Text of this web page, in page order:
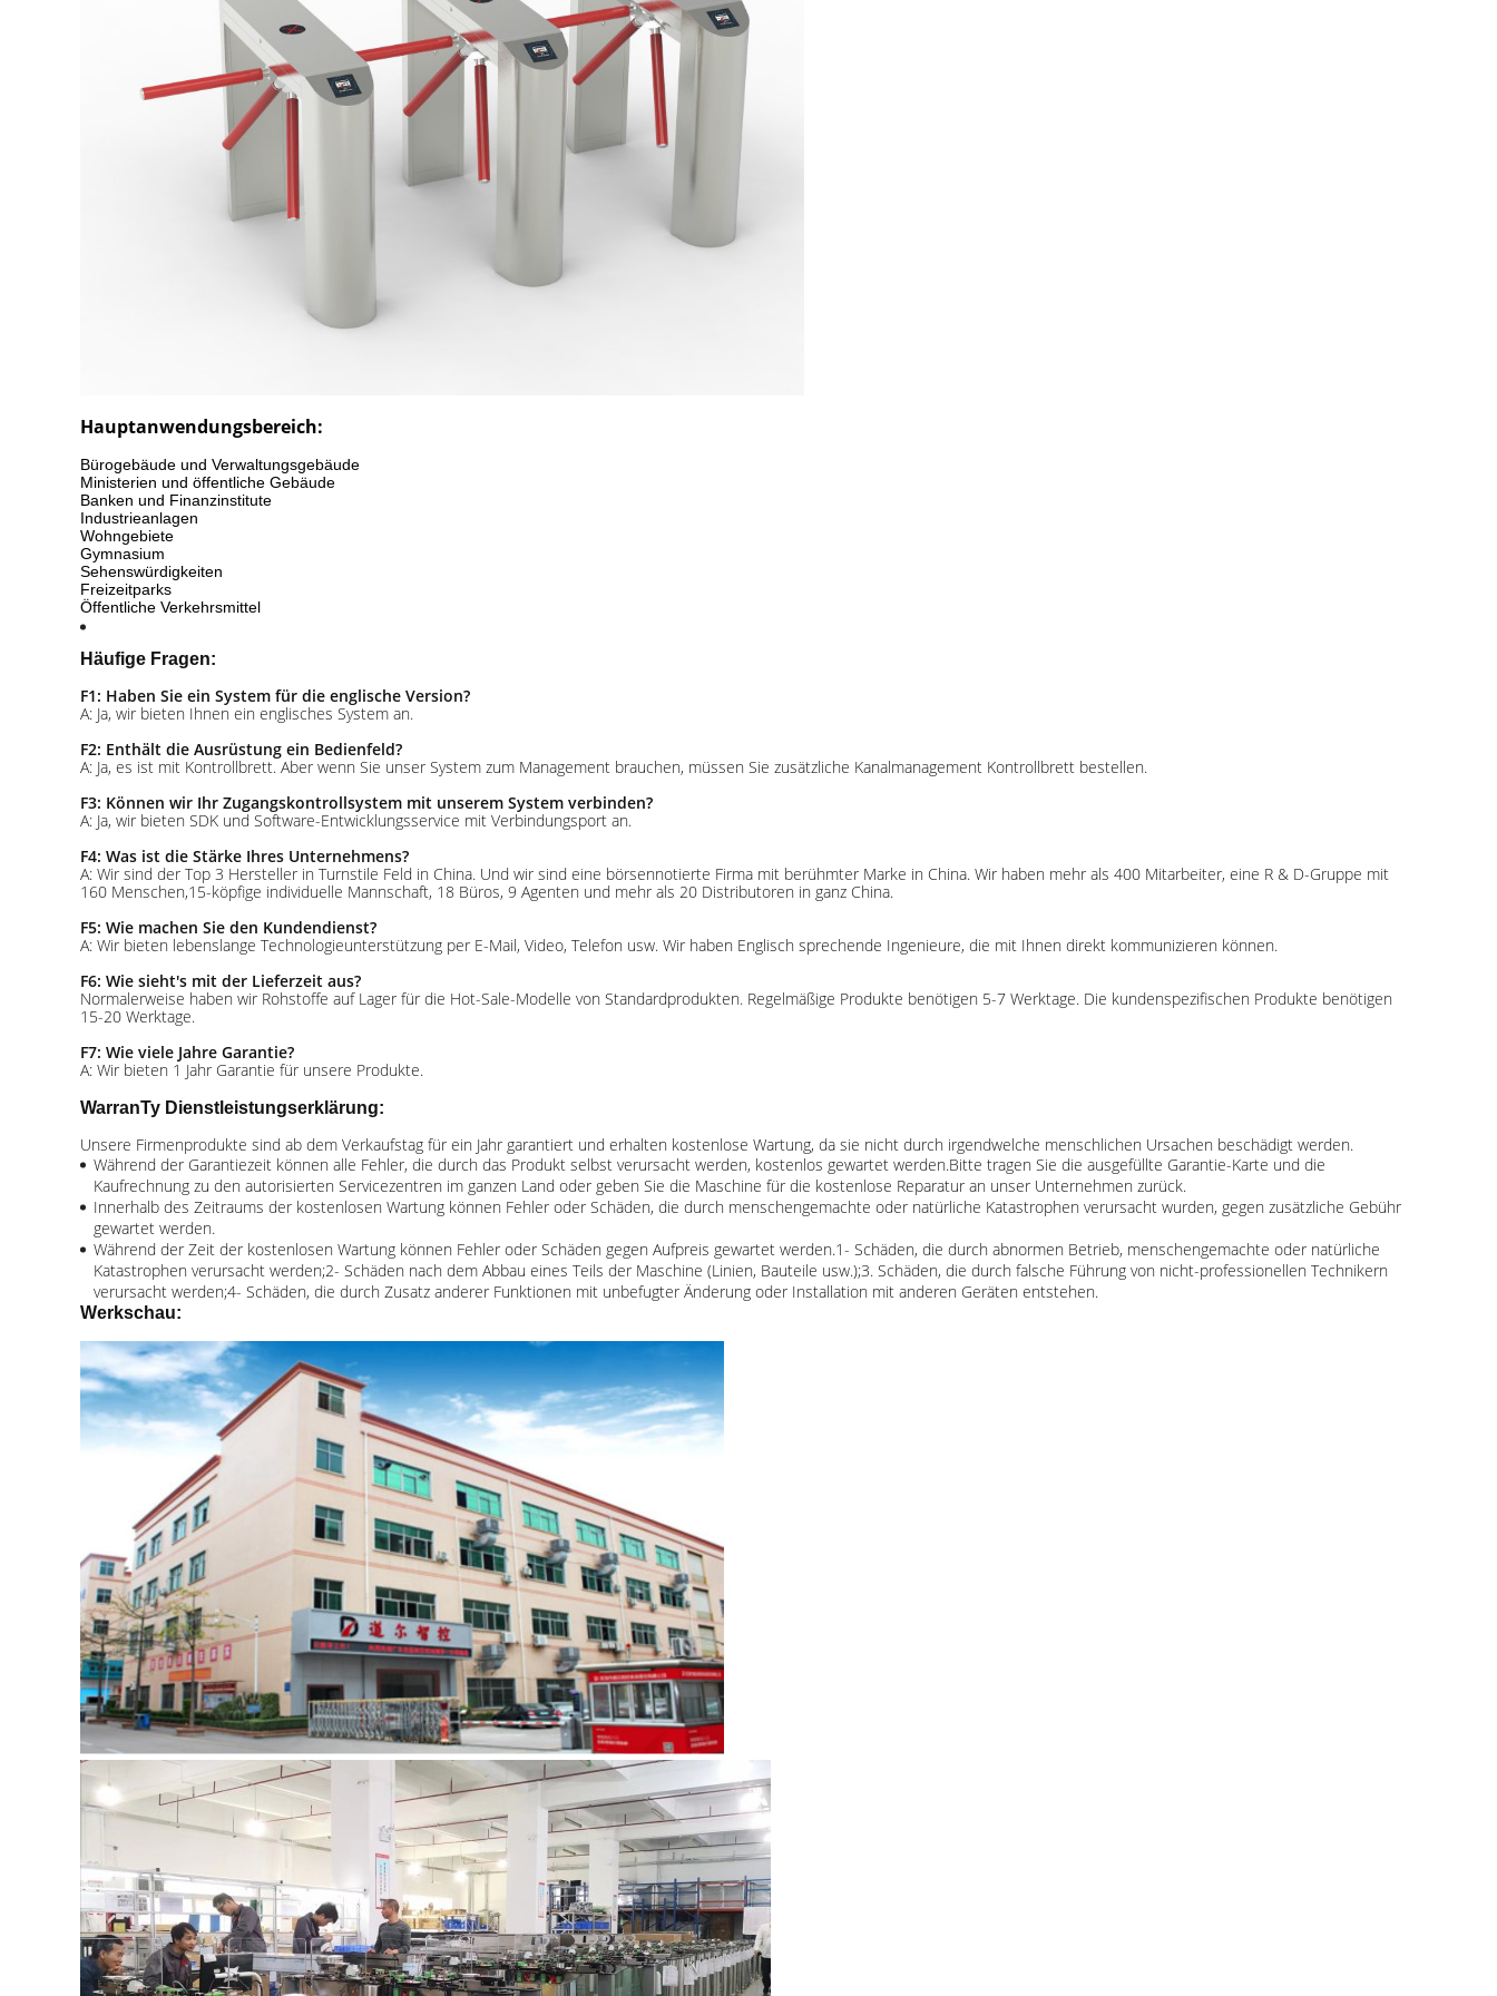
Hauptanwendungsbereich:
Bürogebäude und Verwaltungsgebäude
Ministerien und öffentliche Gebäude
Banken und Finanzinstitute
Industrieanlagen
Wohngebiete
Gymnasium
Sehenswürdigkeiten
Freizeitparks
Öffentliche Verkehrsmittel
Häufige Fragen:
F1: Haben Sie ein System für die englische Version?
A: Ja, wir bieten Ihnen ein englisches System an.
F2: Enthält die Ausrüstung ein Bedienfeld?
A: Ja, es ist mit Kontrollbrett. Aber wenn Sie unser System zum Management brauchen, müssen Sie zusätzliche Kanalmanagement Kontrollbrett bestellen.
F3: Können wir Ihr Zugangskontrollsystem mit unserem System verbinden?
A: Ja, wir bieten SDK und Software-Entwicklungsservice mit Verbindungsport an.
F4: Was ist die Stärke Ihres Unternehmens?
A: Wir sind der Top 3 Hersteller in Turnstile Feld in China. Und wir sind eine börsennotierte Firma mit berühmter Marke in China. Wir haben mehr als 400 Mitarbeiter, eine R & D-Gruppe mit
160 Menschen,15-köpfige individuelle Mannschaft, 18 Büros, 9 Agenten und mehr als 20 Distributoren in ganz China.
F5: Wie machen Sie den Kundendienst?
A: Wir bieten lebenslange Technologieunterstützung per E-Mail, Video, Telefon usw. Wir haben Englisch sprechende Ingenieure, die mit Ihnen direkt kommunizieren können.
F6: Wie sieht's mit der Lieferzeit aus?
Normalerweise haben wir Rohstoffe auf Lager für die Hot-Sale-Modelle von Standardprodukten. Regelmäßige Produkte benötigen 5-7 Werktage. Die kundenspezifischen Produkte benötigen
15-20 Werktage.
F7: Wie viele Jahre Garantie?
A: Wir bieten 1 Jahr Garantie für unsere Produkte.
WarranTy Dienstleistungserklärung:
Unsere Firmenprodukte sind ab dem Verkaufstag für ein Jahr garantiert und erhalten kostenlose Wartung, da sie nicht durch irgendwelche menschlichen Ursachen beschädigt werden.
Während der Garantiezeit können alle Fehler, die durch das Produkt selbst verursacht werden, kostenlos gewartet werden.Bitte tragen Sie die ausgefüllte Garantie-Karte und die
Kaufrechnung zu den autorisierten Servicezentren im ganzen Land oder geben Sie die Maschine für die kostenlose Reparatur an unser Unternehmen zurück.
Innerhalb des Zeitraums der kostenlosen Wartung können Fehler oder Schäden, die durch menschengemachte oder natürliche Katastrophen verursacht wurden, gegen zusätzliche Gebühr
gewartet werden.
Während der Zeit der kostenlosen Wartung können Fehler oder Schäden gegen Aufpreis gewartet werden.1- Schäden, die durch abnormen Betrieb, menschengemachte oder natürliche
Katastrophen verursacht werden;2- Schäden nach dem Abbau eines Teils der Maschine (Linien, Bauteile usw.);3. Schäden, die durch falsche Führung von nicht-professionellen Technikern
verursacht werden;4- Schäden, die durch Zusatz anderer Funktionen mit unbefugter Änderung oder Installation mit anderen Geräten entstehen.
Werkschau: